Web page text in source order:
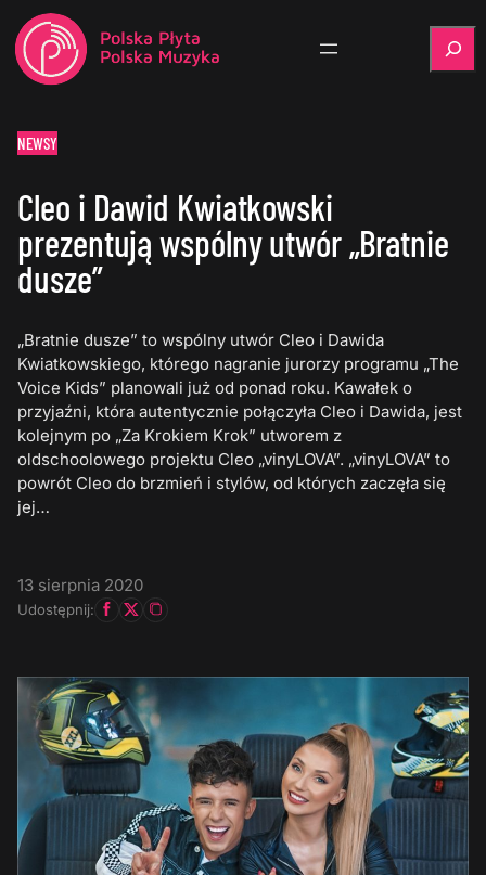
NEWSY
Cleo i Dawid Kwiatkowski
prezentują wspólny utwór „Bratnie
dusze”
„Bratnie dusze” to wspólny utwór Cleo i Dawida
Kwiatkowskiego, którego nagranie jurorzy programu „The
Voice Kids” planowali już od ponad roku. Kawałek o
przyjaźni, która autentycznie połączyła Cleo i Dawida, jest
kolejnym po „Za Krokiem Krok” utworem z
oldschoolowego projektu Cleo „vinyLOVA”. „vinyLOVA” to
powrót Cleo do brzmień i stylów, od których zaczęła się
jej…
13 sierpnia 2020
Udostępnij: